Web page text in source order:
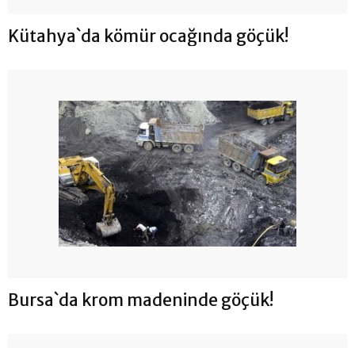
Kütahya`da kömür ocağında göçük!
Bursa`da krom madeninde göçük!